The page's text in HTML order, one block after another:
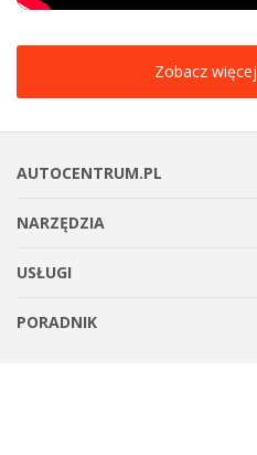
Zobacz więcej
AUTOCENTRUM.PL
NARZĘDZIA
USŁUGI
PORADNIK